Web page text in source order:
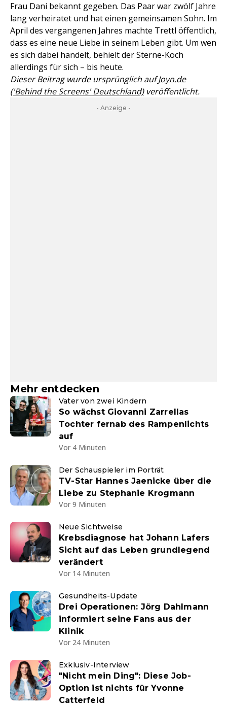
Frau Dani bekannt gegeben. Das Paar war zwölf Jahre
lang verheiratet und hat einen gemeinsamen Sohn. Im
April des vergangenen Jahres machte Trettl öffentlich,
dass es eine neue Liebe in seinem Leben gibt. Um wen
es sich dabei handelt, behielt der Sterne-Koch
allerdings für sich – bis heute.
Dieser Beitrag wurde ursprünglich aufJoyn.de
('Behind the Screens' Deutschland)veröffentlicht.
- Anzeige -
Mehr entdecken
Vater von zwei Kindern
So wächst Giovanni Zarrellas
Tochter fernab des Rampenlichts
auf
Vor 4 Minuten
Der Schauspieler im Porträt
TV-Star Hannes Jaenicke über die
Liebe zu Stephanie Krogmann
Vor 9 Minuten
Neue Sichtweise
Krebsdiagnose hat Johann Lafers
Sicht auf das Leben grundlegend
verändert
Vor 14 Minuten
Gesundheits-Update
Drei Operationen: Jörg Dahlmann
informiert seine Fans aus der
Klinik
Vor 24 Minuten
Exklusiv-Interview
"Nicht mein Ding": Diese Job-
Option ist nichts für Yvonne
Catterfeld